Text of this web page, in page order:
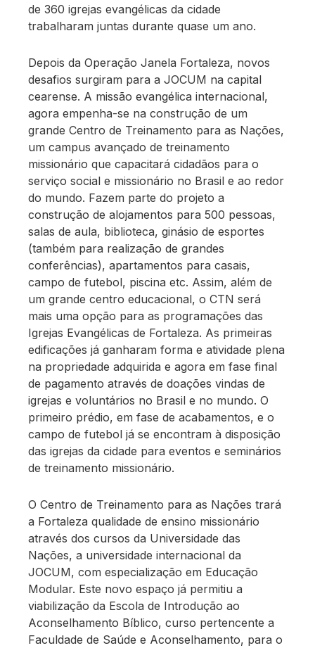
de 360 igrejas evangélicas da cidade
trabalharam juntas durante quase um ano.
Depois da Operação Janela Fortaleza, novos
desafios surgiram para a JOCUM na capital
cearense. A missão evangélica internacional,
agora empenha-se na construção de um
grande Centro de Treinamento para as Nações,
um campus avançado de treinamento
missionário que capacitará cidadãos para o
serviço social e missionário no Brasil e ao redor
do mundo. Fazem parte do projeto a
construção de alojamentos para 500 pessoas,
salas de aula, biblioteca, ginásio de esportes
(também para realização de grandes
conferências), apartamentos para casais,
campo de futebol, piscina etc. Assim, além de
um grande centro educacional, o CTN será
mais uma opção para as programações das
Igrejas Evangélicas de Fortaleza. As primeiras
edificações já ganharam forma e atividade plena
na propriedade adquirida e agora em fase final
de pagamento através de doações vindas de
igrejas e voluntários no Brasil e no mundo. O
primeiro prédio, em fase de acabamentos, e o
campo de futebol já se encontram à disposição
das igrejas da cidade para eventos e seminários
de treinamento missionário.
O Centro de Treinamento para as Nações trará
a Fortaleza qualidade de ensino missionário
através dos cursos da Universidade das
Nações, a universidade internacional da
JOCUM, com especialização em Educação
Modular. Este novo espaço já permitiu a
viabilização da Escola de Introdução ao
Aconselhamento Bíblico, curso pertencente a
Faculdade de Saúde e Aconselhamento, para o